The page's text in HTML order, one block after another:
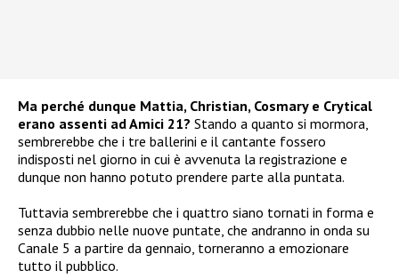
Ma perché dunque Mattia, Christian, Cosmary e Crytical
erano assenti ad Amici 21? Stando a quanto si mormora,
sembrerebbe che i tre ballerini e il cantante fossero
indisposti nel giorno in cui è avvenuta la registrazione e
dunque non hanno potuto prendere parte alla puntata.
Tuttavia sembrerebbe che i quattro siano tornati in forma e
senza dubbio nelle nuove puntate, che andranno in onda su
Canale 5 a partire da gennaio, torneranno a emozionare
tutto il pubblico.